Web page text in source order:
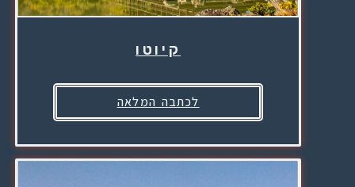
קיוטו
לכתבה המלאה